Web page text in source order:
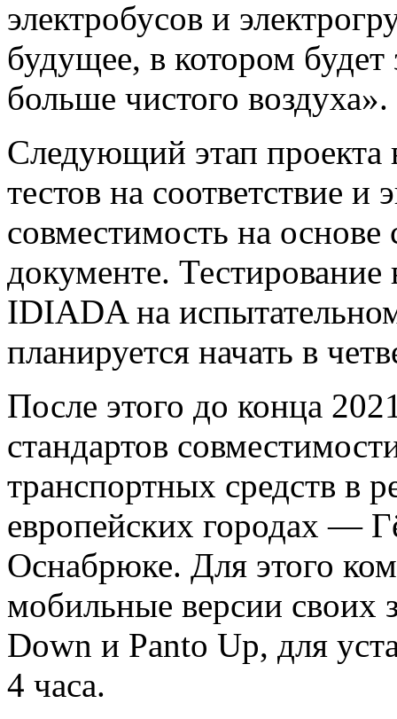
электробусов и
будущее, в котором
больше чистого воздуха».
Следующий этап проекта
тестов на соответствие и
совместимость на
документе.
IDIADA на
планируется начать в
После этого до конца
стандартов
транспортных средств в
европейских городах —
Оснабрюке. Для этого
мобильные версии своих
Down и Panto Up, для
4 часа.